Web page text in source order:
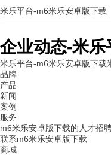
企业动态-米乐
米乐平台-m6米乐安卓版下载
品牌
产品
新闻
案例
服务
m6米乐安卓版下载的人才招
联系m6米乐安卓版下载
商城
米乐平台-m6米乐安卓版下载